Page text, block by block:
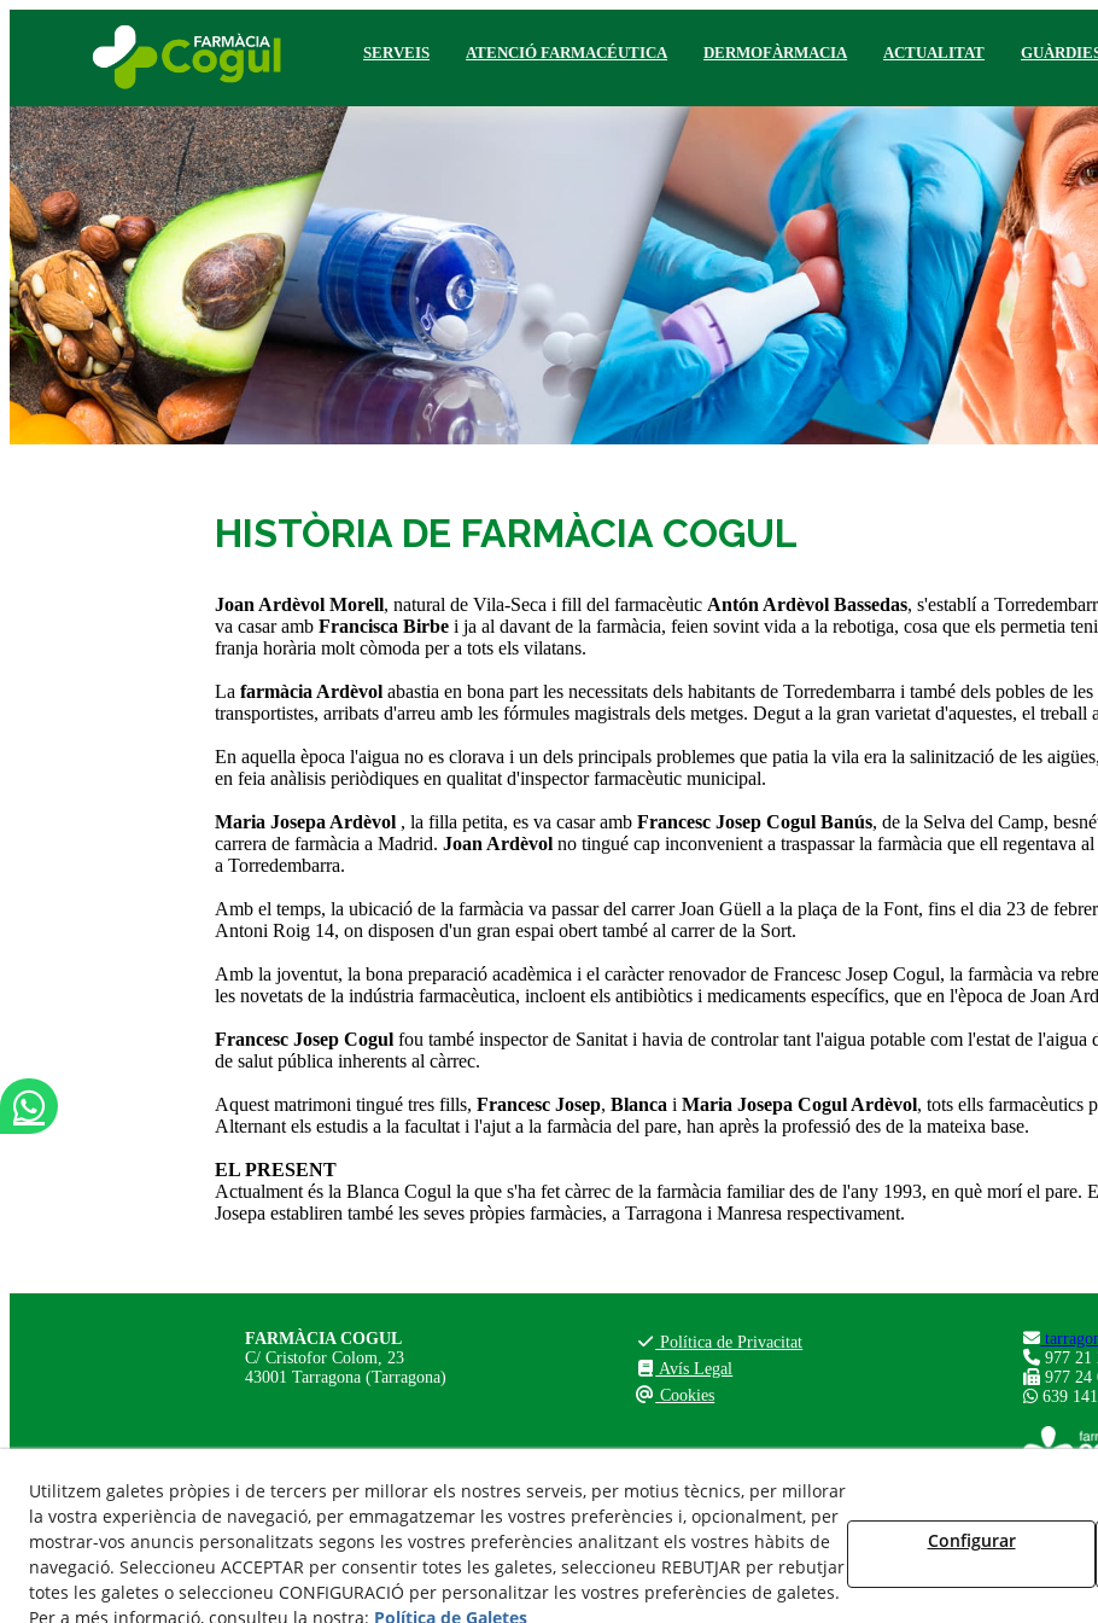
SERVEIS ATENCIÓ FARMACÉUTICA DERMOFÀRMACIA ACTUALITAT
HISTÒRIA DE FARMÀCIA COGUL
Joan Ardèvol Morell, natural de Vila-Seca i fill del farmacèutic Antón Ardèvol Bassedas, s'establí a
va casar amb Francisca Birbei ja al davant de la farmàcia, feien sovint vida a la rebotiga, cosa que els permetia
franja horària molt còmoda per a tots els vilatans.
La farmàcia Ardèvolabastia en bona part les necessitats dels habitants de Torredembarra i també dels pobles de
transportistes, arribats d'arreu amb les fórmules magistrals dels metges. Degut a la gran varietat d'aquestes, el treball
En aquella època l'aigua no es clorava i un dels principals problemes que patia la vila era la salinització de les
en feia anàlisis periòdiques en qualitat d'inspector farmacèutic municipal.
Maria Josepa Ardèvol, la filla petita, es va casar amb Francesc Josep Cogul Banús, de la Selva del Camp,
carrera de farmàcia a Madrid. Joan Ardèvolno tingué cap inconvenient a traspassar la farmàcia que ell regentava
a Torredembarra.
Amb el temps, la ubicació de la farmàcia va passar del carrer Joan Güell a la plaça de la Font, fins el dia 23 de
Antoni Roig 14, on disposen d'un gran espai obert també al carrer de la Sort.
Amb la joventut, la bona preparació acadèmica i el caràcter renovador de Francesc Josep Cogul, la farmàcia va
les novetats de la indústria farmacèutica, incloent els antibiòtics i medicaments específics, que en l'època de Joan
Francesc Josep Cogulfou també inspector de Sanitat i havia de controlar tant l'aigua potable com l'estat de l'aigua
de salut pública inherents al càrrec.
Aquest matrimoni tingué tres fills, Francesc Josep, Blanca i Maria Josepa Cogul Ardèvol, tots ells farmacèutics
Alternant els estudis a la facultat i l'ajut a la farmàcia del pare, han après la professió des de la mateixa base.
EL PRESENT
Actualment és la Blanca Cogul la que s'ha fet càrrec de la farmàcia familiar des de l'any 1993, en què morí el pare.
Josepa establiren també les seves pròpies farmàcies, a Tarragona i Manresa respectivament.
FARMÀCIA COGUL
C/ Cristofor Colom, 23
43001 Tarragona (Tarragona)
Política de Privacitat
Avís Legal
Cookies
977 21
977 24
639
© 08/2026 Farmàcia Cogul Tarragona - Tots els drets reservats.
Utilitzem galetes pròpies i de tercers per millorar els nostres serveis, per motius tècnics, per millorar
la vostra experiència de navegació, per emmagatzemar les vostres preferències i, opcionalment, per
mostrar-vos anuncis personalitzats segons les vostres preferències analitzant els vostres hàbits de
navegació. Seleccioneu ACCEPTAR per consentir totes les galetes, seleccioneu REBUTJAR per rebutjar
totes les galetes o seleccioneu CONFIGURACIÓ per personalitzar les vostres preferències de galetes.
Per a més informació, consulteu la nostra: Política de Galetes
Configurar